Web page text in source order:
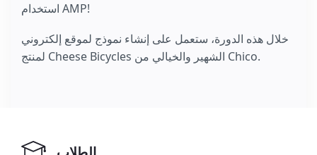
استخدام AMP!
خلال هذه الدورة، ستعمل على إنشاء نموذج لموقع إلكتروني
لمنتج Cheese Bicycles الشهير والخيالي من Chico.